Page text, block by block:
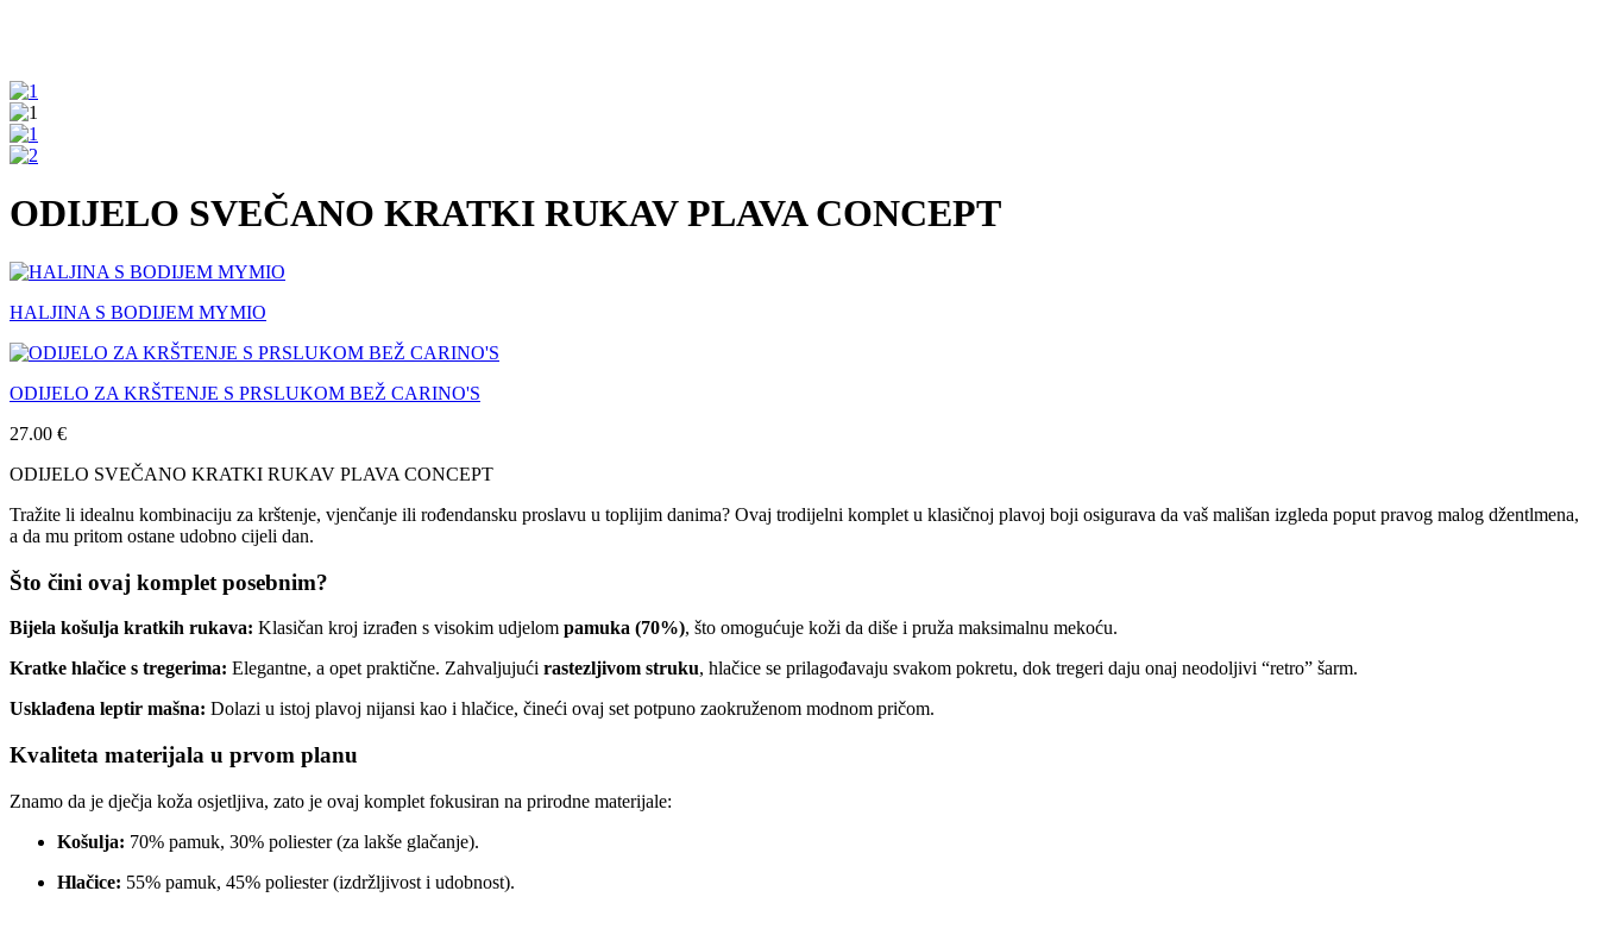
ODIJELO SVEČANO KRATKI RUKAV PLAVA CONCEPT
HALJINA S BODIJEM MYMIO
ODIJELO ZA KRŠTENJE S PRSLUKOM BEŽ CARINO'S
27.00 €
ODIJELO SVEČANO KRATKI RUKAV PLAVA CONCEPT
Tražite li idealnu kombinaciju za krštenje, vjenčanje ili rođendansku proslavu u toplijim danima? Ovaj trodijelni komplet u klasičnoj plavoj boji osigurava da vaš mališan izgleda poput pravog malog džentlmena,
a da mu pritom ostane udobno cijeli dan.
Što čini ovaj komplet posebnim?
Bijela košulja kratkih rukava: Klasičan kroj izrađen s visokim udjelom pamuka (70%), što omogućuje koži da diše i pruža maksimalnu mekoću.
Kratke hlačice s tregerima: Elegantne, a opet praktične. Zahvaljujući rastezljivom struku, hlačice se prilagođavaju svakom pokretu, dok tregeri daju onaj neodoljivi “retro” šarm.
Usklađena leptir mašna: Dolazi u istoj plavoj nijansi kao i hlačice, čineći ovaj set potpuno zaokruženom modnom pričom.
Kvaliteta materijala u prvom planu
Znamo da je dječja koža osjetljiva, zato je ovaj komplet fokusiran na prirodne materijale:
Košulja: 70% pamuk, 30% poliester (za lakše glačanje).
Hlačice: 55% pamuk, 45% poliester (izdržljivost i udobnost).